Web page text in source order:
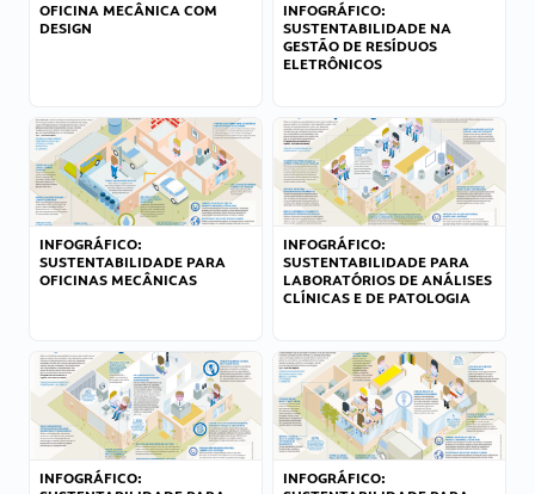
OFICINA MECÂNICA COM
DESIGN
INFOGRÁFICO:
SUSTENTABILIDADE NA
GESTÃO DE RESÍDUOS
ELETRÔNICOS
INFOGRÁFICO:
SUSTENTABILIDADE PARA
OFICINAS MECÂNICAS
INFOGRÁFICO:
SUSTENTABILIDADE PARA
LABORATÓRIOS DE ANÁLISES
CLÍNICAS E DE PATOLOGIA
INFOGRÁFICO:
INFOGRÁFICO: